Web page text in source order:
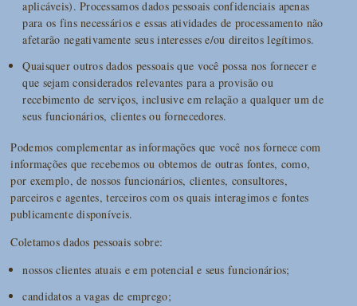
aplicáveis). Processamos dados pessoais confidenciais apenas
para os fins necessários e essas atividades de processamento não
afetarão negativamente seus interesses e/ou direitos legítimos.
Quaisquer outros dados pessoais que você possa nos fornecer e
que sejam considerados relevantes para a provisão ou
recebimento de serviços, inclusive em relação a qualquer um de
seus funcionários, clientes ou fornecedores.
Podemos complementar as informações que você nos fornece com
informações que recebemos ou obtemos de outras fontes, como,
por exemplo, de nossos funcionários, clientes, consultores,
parceiros e agentes, terceiros com os quais interagimos e fontes
publicamente disponíveis.
Coletamos dados pessoais sobre:
nossos clientes atuais e em potencial e seus funcionários;
candidatos a vagas de emprego;